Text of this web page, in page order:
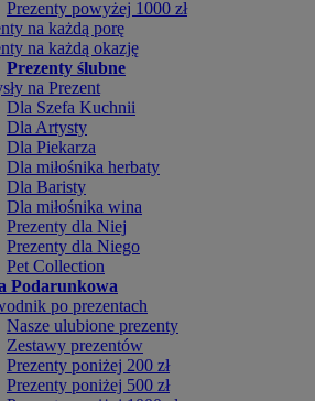
Prezenty powyżej 1000 zł
na każdą porę
na każdą okazję
Prezenty ślubne
na Prezent
Dla Szefa Kuchnii
Dla Artysty
Dla Piekarza
Dla miłośnika herbaty
Dla Baristy
Dla miłośnika wina
Prezenty dla Niej
Prezenty dla Niego
Pet Collection
Podarunkowa
po prezentach
Nasze ulubione prezenty
Zestawy prezentów
Prezenty poniżej 200 zł
Prezenty poniżej 500 zł